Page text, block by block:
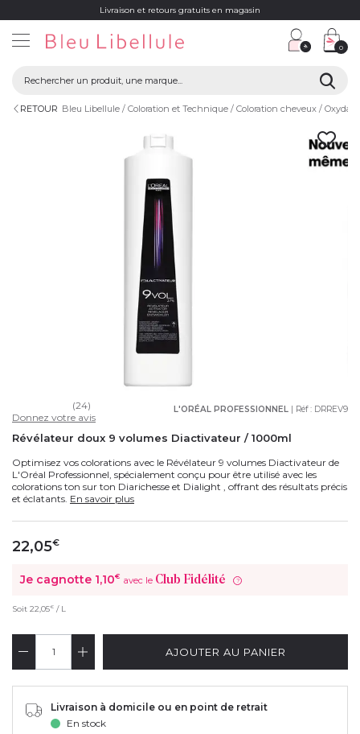
Livraison et retours gratuits en magasin
0
RETOUR Bleu Libellule Coloration et Technique Coloration cheveux
L'ORÉAL PROFESSIONNEL | Réf : DRREV9
(24)
Donnez votre avis
Révélateur doux 9 volumes Diactivateur / 1000ml
Optimisez vos colorations avec le Révélateur 9 volumes Diactivateur de
L'Oréal Professionnel, spécialement conçu pour être utilisé avec les
colorations ton sur ton Diarichesse et Dialight , offrant des résultats précis
et éclatants. En savoir plus
22,05€
Je cagnotte 1,10€ avec le Club Fidélité ?
Soit 22,05€ / L
AJOUTER AU PANIER
Livraison à domicile ou en point de retrait
En stock